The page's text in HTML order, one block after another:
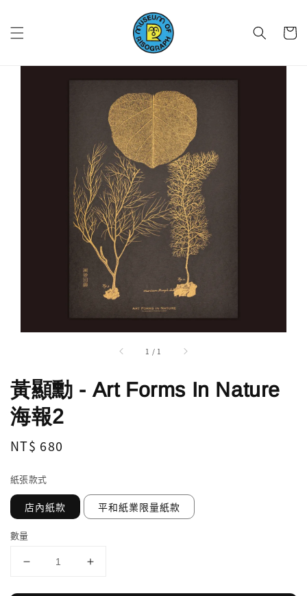
1 / 1
黃顯勳 - Art Forms In Nature
海報2
Regular
NT$ 680
紙張款式
店內紙款 平和紙業限量紙款
數量